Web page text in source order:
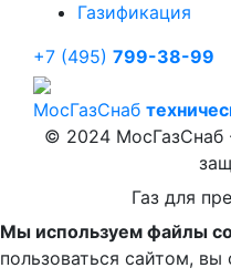
Газификация
+7 (495) 799-38-99
МосГазСнаб
© 2024 МосГазСнаб
Газ для
Мы используем файлы
пользоваться сайтом, вы